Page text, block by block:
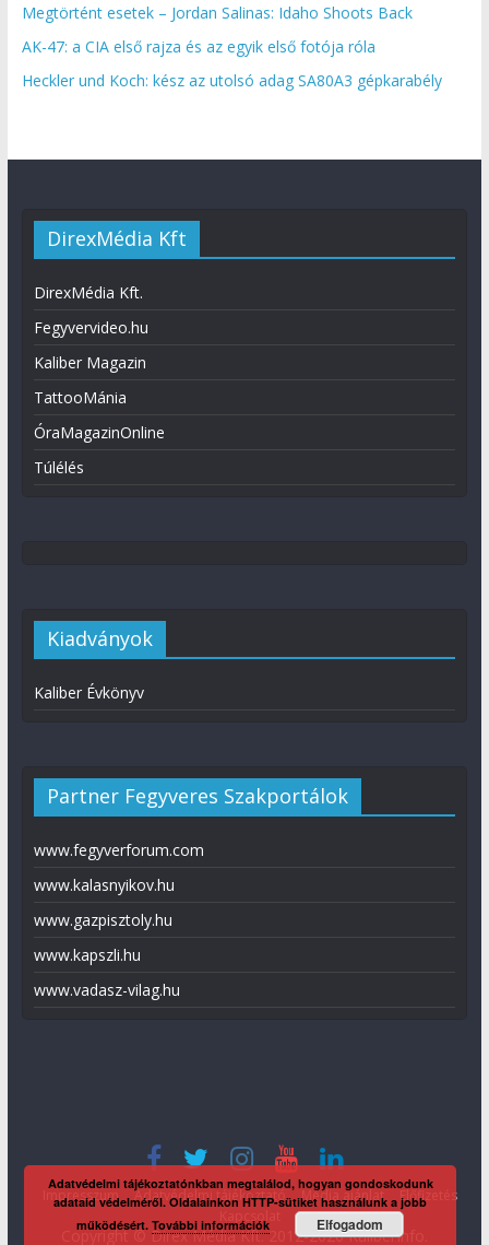
Megtörtént esetek – Jordan Salinas: Idaho Shoots Back
AK-47: a CIA első rajza és az egyik első fotója róla
Heckler und Koch: kész az utolsó adag SA80A3 gépkarabély
DirexMédia Kft
DirexMédia Kft.
Fegyvervideo.hu
Kaliber Magazin
TattooMánia
ÓraMagazinOnline
Túlélés
Kiadványok
Kaliber Évkönyv
Partner Fegyveres Szakportálok
www.fegyverforum.com
www.kalasnyikov.hu
www.gazpisztoly.hu
www.kapszli.hu
www.vadasz-vilag.hu
Impresszum Adatvédelmi tájékoztató Média ajánlat
Előfizetés
Copyright © Direx Média Kft. 2012-2026KaliberInfo
Adatvédelmi tájékoztatónkban megtalálod, hogyan gondoskodunk
adataid védelméről. Oldalainkon HTTP-sütiket használunk a jobb
működésért.További információk Elfogadom